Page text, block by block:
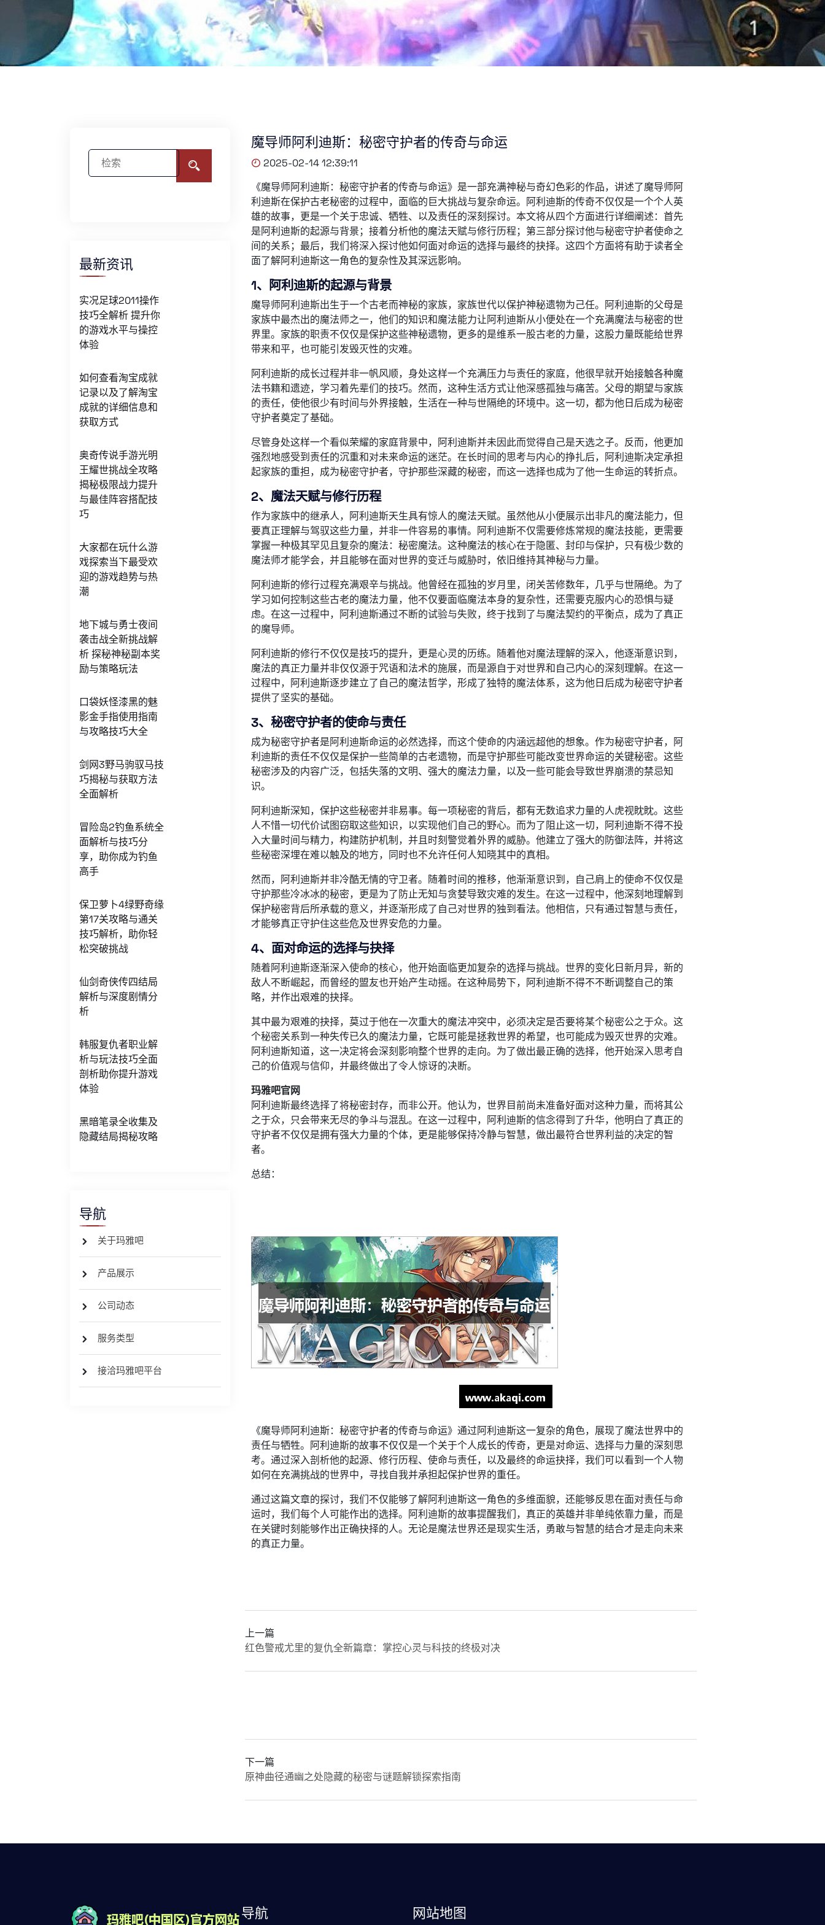
最新资讯
实况足球2011操作
技巧全解析 提升你
的游戏水平与操控
体验
如何查看淘宝成就
记录以及了解淘宝
成就的详细信息和
获取方式
奥奇传说手游光明
王耀世挑战全攻略
揭秘极限战力提升
与最佳阵容搭配技
巧
大家都在玩什么游
戏探索当下最受欢
迎的游戏趋势与热
潮
地下城与勇士夜间
袭击战全新挑战解
析 探秘神秘副本奖
励与策略玩法
口袋妖怪漆黑的魅
影金手指使用指南
与攻略技巧大全
剑网3野马驹驭马技
巧揭秘与获取方法
全面解析
冒险岛2钓鱼系统全
面解析与技巧分
享，助你成为钓鱼
高手
保卫萝卜4绿野奇缘
第17关攻略与通关
技巧解析，助你轻
松突破挑战
仙剑奇侠传四结局
解析与深度剧情分
析
韩服复仇者职业解
析与玩法技巧全面
剖析助你提升游戏
体验
黑暗笔录全收集及
隐藏结局揭秘攻略
导航
关于玛雅吧
产品展示
公司动态
服务类型
接洽玛雅吧平台
魔导师阿利迪斯：秘密守护者的传奇与命运
2025-02-14 12:39:11
《魔导师阿利迪斯：秘密守护者的传奇与命运》是一部充满神秘与奇幻色彩的作品，讲述了魔导师阿
利迪斯在保护古老秘密的过程中，面临的巨大挑战与复杂命运。阿利迪斯的传奇不仅仅是一个个人英
雄的故事，更是一个关于忠诚、牺牲、以及责任的深刻探讨。本文将从四个方面进行详细阐述：首先
是阿利迪斯的起源与背景；接着分析他的魔法天赋与修行历程；第三部分探讨他与秘密守护者使命之
间的关系；最后，我们将深入探讨他如何面对命运的选择与最终的抉择。这四个方面将有助于读者全
面了解阿利迪斯这一角色的复杂性及其深远影响。
1、阿利迪斯的起源与背景
魔导师阿利迪斯出生于一个古老而神秘的家族，家族世代以保护神秘遗物为己任。阿利迪斯的父母是
家族中最杰出的魔法师之一，他们的知识和魔法能力让阿利迪斯从小便处在一个充满魔法与秘密的世
界里。家族的职责不仅仅是保护这些神秘遗物，更多的是维系一股古老的力量，这股力量既能给世界
带来和平，也可能引发毁灭性的灾难。
阿利迪斯的成长过程并非一帆风顺，身处这样一个充满压力与责任的家庭，他很早就开始接触各种魔
法书籍和遗迹，学习着先辈们的技巧。然而，这种生活方式让他深感孤独与痛苦。父母的期望与家族
的责任，使他很少有时间与外界接触，生活在一种与世隔绝的环境中。这一切，都为他日后成为秘密
守护者奠定了基础。
尽管身处这样一个看似荣耀的家庭背景中，阿利迪斯并未因此而觉得自己是天选之子。反而，他更加
强烈地感受到责任的沉重和对未来命运的迷茫。在长时间的思考与内心的挣扎后，阿利迪斯决定承担
起家族的重担，成为秘密守护者，守护那些深藏的秘密，而这一选择也成为了他一生命运的转折点。
2、魔法天赋与修行历程
作为家族中的继承人，阿利迪斯天生具有惊人的魔法天赋。虽然他从小便展示出非凡的魔法能力，但
要真正理解与驾驭这些力量，并非一件容易的事情。阿利迪斯不仅需要修炼常规的魔法技能，更需要
掌握一种极其罕见且复杂的魔法：秘密魔法。这种魔法的核心在于隐匿、封印与保护，只有极少数的
魔法师才能学会，并且能够在面对世界的变迁与威胁时，依旧维持其神秘与力量。
阿利迪斯的修行过程充满艰辛与挑战。他曾经在孤独的岁月里，闭关苦修数年，几乎与世隔绝。为了
学习如何控制这些古老的魔法力量，他不仅要面临魔法本身的复杂性，还需要克服内心的恐惧与疑
虑。在这一过程中，阿利迪斯通过不断的试验与失败，终于找到了与魔法契约的平衡点，成为了真正
的魔导师。
阿利迪斯的修行不仅仅是技巧的提升，更是心灵的历练。随着他对魔法理解的深入，他逐渐意识到，
魔法的真正力量并非仅仅源于咒语和法术的施展，而是源自于对世界和自己内心的深刻理解。在这一
过程中，阿利迪斯逐步建立了自己的魔法哲学，形成了独特的魔法体系，这为他日后成为秘密守护者
提供了坚实的基础。
3、秘密守护者的使命与责任
成为秘密守护者是阿利迪斯命运的必然选择，而这个使命的内涵远超他的想象。作为秘密守护者，阿
利迪斯的责任不仅仅是保护一些简单的古老遗物，而是守护那些可能改变世界命运的关键秘密。这些
秘密涉及的内容广泛，包括失落的文明、强大的魔法力量，以及一些可能会导致世界崩溃的禁忌知
识。
阿利迪斯深知，保护这些秘密并非易事。每一项秘密的背后，都有无数追求力量的人虎视眈眈。这些
人不惜一切代价试图窃取这些知识，以实现他们自己的野心。而为了阻止这一切，阿利迪斯不得不投
入大量时间与精力，构建防护机制，并且时刻警觉着外界的威胁。他建立了强大的防御法阵，并将这
些秘密深埋在难以触及的地方，同时也不允许任何人知晓其中的真相。
然而，阿利迪斯并非冷酷无情的守卫者。随着时间的推移，他渐渐意识到，自己肩上的使命不仅仅是
守护那些冷冰冰的秘密，更是为了防止无知与贪婪导致灾难的发生。在这一过程中，他深刻地理解到
保护秘密背后所承载的意义，并逐渐形成了自己对世界的独到看法。他相信，只有通过智慧与责任，
才能够真正守护住这些危及世界安危的力量。
4、面对命运的选择与抉择
随着阿利迪斯逐渐深入使命的核心，他开始面临更加复杂的选择与挑战。世界的变化日新月异，新的
敌人不断崛起，而曾经的盟友也开始产生动摇。在这种局势下，阿利迪斯不得不不断调整自己的策
略，并作出艰难的抉择。
其中最为艰难的抉择，莫过于他在一次重大的魔法冲突中，必须决定是否要将某个秘密公之于众。这
个秘密关系到一种失传已久的魔法力量，它既可能是拯救世界的希望，也可能成为毁灭世界的灾难。
阿利迪斯知道，这一决定将会深刻影响整个世界的走向。为了做出最正确的选择，他开始深入思考自
己的价值观与信仰，并最终做出了令人惊讶的决断。
玛雅吧官网
阿利迪斯最终选择了将秘密封存，而非公开。他认为，世界目前尚未准备好面对这种力量，而将其公
之于众，只会带来无尽的争斗与混乱。在这一过程中，阿利迪斯的信念得到了升华，他明白了真正的
守护者不仅仅是拥有强大力量的个体，更是能够保持冷静与智慧，做出最符合世界利益的决定的智
者。
总结：
《魔导师阿利迪斯：秘密守护者的传奇与命运》通过阿利迪斯这一复杂的角色，展现了魔法世界中的
责任与牺牲。阿利迪斯的故事不仅仅是一个关于个人成长的传奇，更是对命运、选择与力量的深刻思
考。通过深入剖析他的起源、修行历程、使命与责任，以及最终的命运抉择，我们可以看到一个人物
如何在充满挑战的世界中，寻找自我并承担起保护世界的重任。
通过这篇文章的探讨，我们不仅能够了解阿利迪斯这一角色的多维面貌，还能够反思在面对责任与命
运时，我们每个人可能作出的选择。阿利迪斯的故事提醒我们，真正的英雄并非单纯依靠力量，而是
在关键时刻能够作出正确抉择的人。无论是魔法世界还是现实生活，勇敢与智慧的结合才是走向未来
的真正力量。
上一篇
红色警戒尤里的复仇全新篇章：掌控心灵与科技的终极对决
下一篇
原神曲径通幽之处隐藏的秘密与谜题解锁探索指南
导航 网站地图